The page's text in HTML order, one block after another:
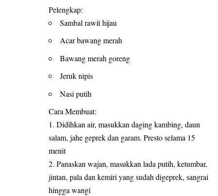
Pelengkap:
Sambal rawit hijau
Acar bawang merah
Bawang merah goreng
Jeruk nipis
Nasi putih
Cara Membuat:
1. Didihkan air, masukkan daging kambing, daun
salam, jahe geprek dan garam. Presto selama 15
menit
2. Panaskan wajan, masukkan lada putih, ketumbar,
jintan, pala dan kemiri yang sudah digeprek, sangrai
hingga wangi